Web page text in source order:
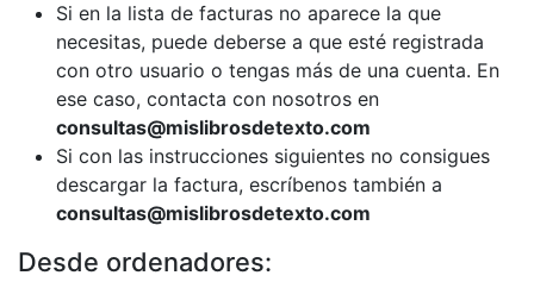
Si en la lista de facturas no aparece la que
necesitas, puede deberse a que esté registrada
con otro usuario o tengas más de una cuenta. En
ese caso, contacta con nosotros en
consultas@mislibrosdetexto.com
Si con las instrucciones siguientes no consigues
descargar la factura, escríbenos también a
consultas@mislibrosdetexto.com
Desde ordenadores: